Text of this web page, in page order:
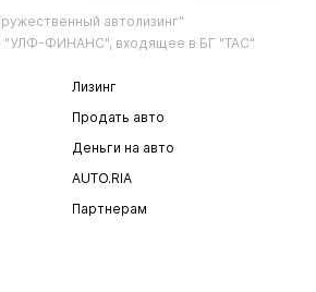
автолизинг"
"УЛФ-ФИНАНС", входящее в БГ "ТАС"
Лизинг
Продать авто
Деньги на авто
AUTO.RIA
Партнерам